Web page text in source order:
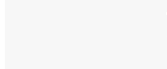
Ocorre que a novel alteração normativa
princípios basilares do Direito Registral
prioridade e o da concentração, com